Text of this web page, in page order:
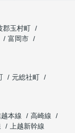
郡玉村町
富岡市
元総社町
本線
高崎線
上越新幹線